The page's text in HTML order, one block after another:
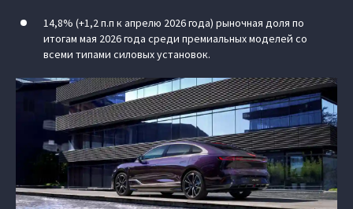
14,8% (+1,2 п.п к апрелю 2026 года) рыночная доля по
итогам мая 2026 года среди премиальных моделей со
всеми типами силовых установок.